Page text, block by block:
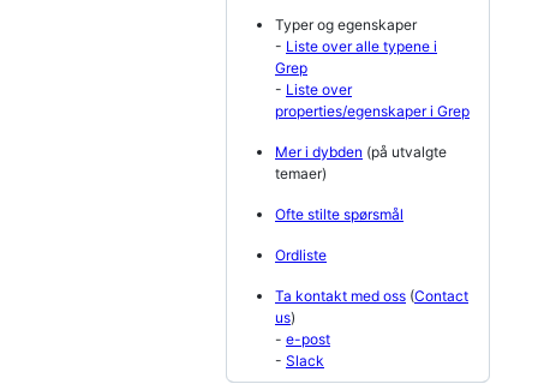
Typer og egenskaper
- Liste over alle typene i
Grep
- Liste over
properties/egenskaper i Grep
Mer i dybden (på utvalgte
temaer)
Ofte stilte spørsmål
Ordliste
Ta kontakt med oss (Contact
us)
- e-post
- Slack